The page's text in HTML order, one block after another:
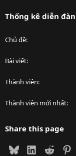
Thống kê diễn đàn
Chủ đề
Bài viết
Thành viên
Thành viên mới nhất
Share this page
BlueskyLinkedIn
Reddit